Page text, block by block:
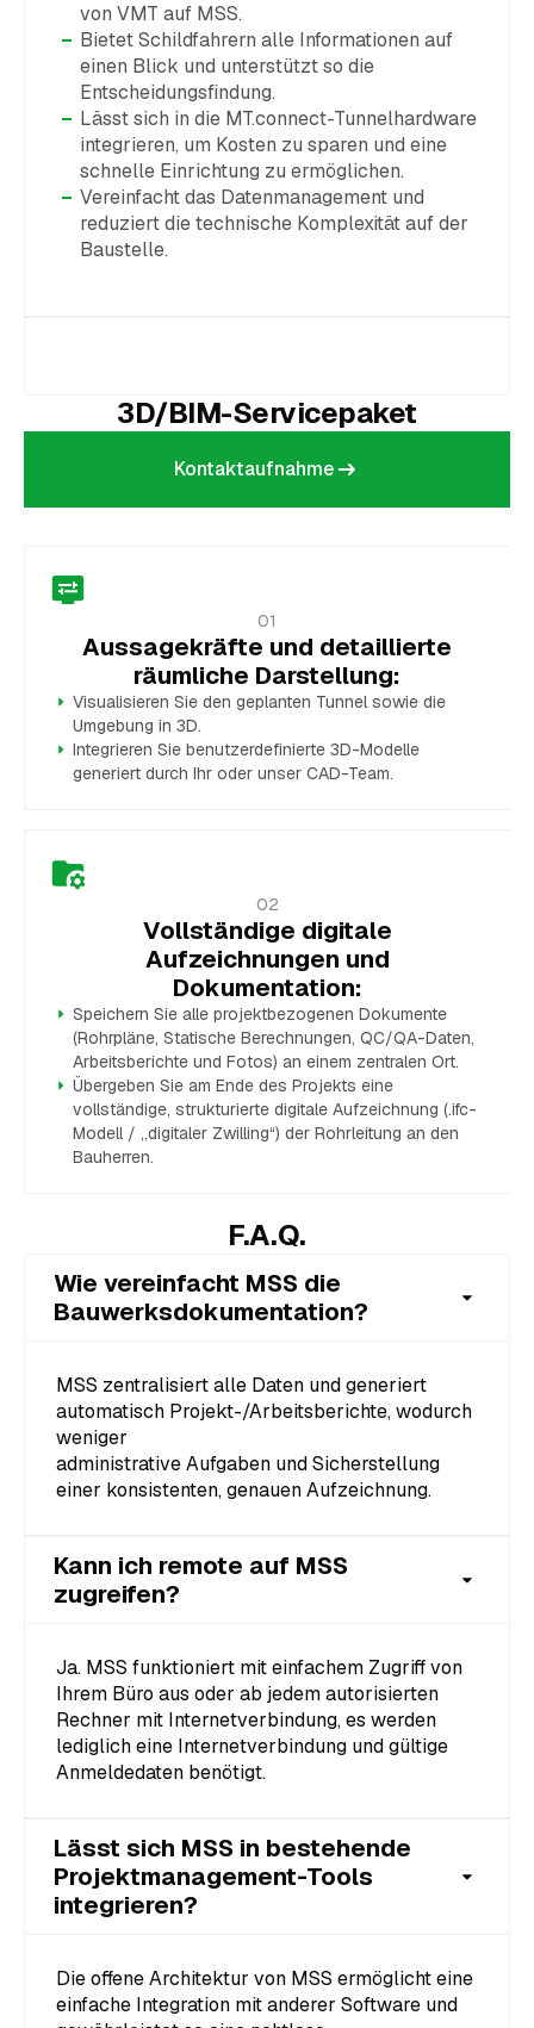
von VMT auf MSS.
Bietet Schildfahrern alle Informationen auf
einen Blick und unterstützt so die
Entscheidungsfindung.
Lässt sich in die MT.connect-Tunnelhardware
integrieren, um Kosten zu sparen und eine
schnelle Einrichtung zu ermöglichen.
Vereinfacht das Datenmanagement und
reduziert die technische Komplexität auf der
Baustelle.
3D/BIM-Servicepaket
Kontaktaufnahme
01
Aussagekräfte und detaillierte
räumliche Darstellung:
Visualisieren Sie den geplanten Tunnel sowie die
Umgebung in 3D.
Integrieren Sie benutzerdefinierte 3D-Modelle
generiert durch Ihr oder unser CAD-Team.
02
Vollständige digitale
Aufzeichnungen und
Dokumentation:
Speichern Sie alle projektbezogenen Dokumente
(Rohrpläne, Statische Berechnungen, QC/QA-Daten,
Arbeitsberichte und Fotos) an einem zentralen Ort.
Übergeben Sie am Ende des Projekts eine
vollständige, strukturierte digitale Aufzeichnung (.ifc-
Modell / „digitaler Zwilling“) der Rohrleitung an den
Bauherren.
F.A.Q.
Wie vereinfacht MSS die
Bauwerksdokumentation?
MSS zentralisiert alle Daten und generiert
automatisch Projekt-/Arbeitsberichte, wodurch
weniger
administrative Aufgaben und Sicherstellung
einer konsistenten, genauen Aufzeichnung.
Kann ich remote auf MSS
zugreifen?
Ja. MSS funktioniert mit einfachem Zugriff von
Ihrem Büro aus oder ab jedem autorisierten
Rechner mit Internetverbindung, es werden
lediglich eine Internetverbindung und gültige
Anmeldedaten benötigt.
Lässt sich MSS in bestehende
Projektmanagement-Tools
integrieren?
Die offene Architektur von MSS ermöglicht eine
einfache Integration mit anderer Software und